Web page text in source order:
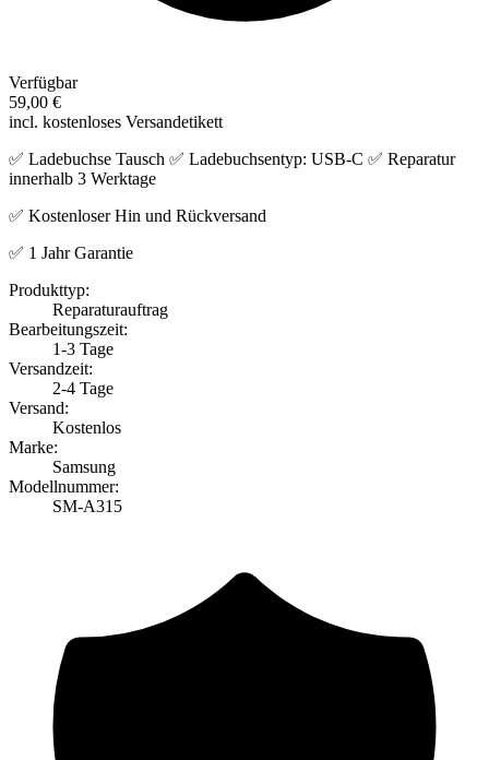
Verfügbar
59,00 €
incl. kostenloses Versandetikett
✅ Ladebuchse Tausch ✅ Ladebuchsentyp: USB-C ✅ Reparatur
innerhalb 3 Werktage
✅ Kostenloser Hin und Rückversand
✅ 1 Jahr Garantie
Produkttyp:
Reparaturauftrag
Bearbeitungszeit:
1-3 Tage
Versandzeit:
2-4 Tage
Versand:
Kostenlos
Marke:
Samsung
Modellnummer:
SM-A315